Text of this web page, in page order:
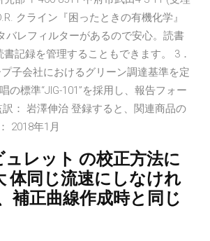
クライン『困ったときの有機化学』
レフィルターがあるので安心。読書
記録を管理することもできます。 3．
子会社におけるグリーン調達基準を定
標準“JIG-101”を採用し、報告フォー
： 岩澤伸治 登録すると、関連商品の
2018年1月
ュレット の校正方法に
体同じ流速にしなけれ
補正曲線作成時と同じ